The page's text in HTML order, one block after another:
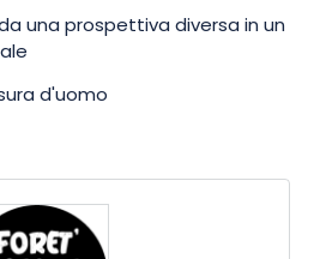
una prospettiva diversa in un
d'uomo